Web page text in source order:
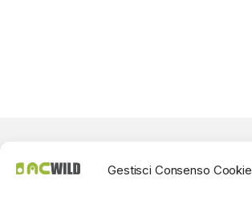
Gestisci Consenso Cookie